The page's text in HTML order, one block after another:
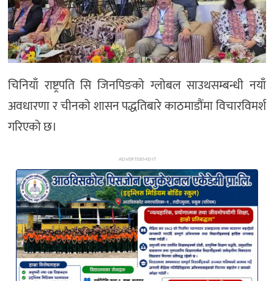
चिनियाँ राष्ट्रपति सि जिनपिङको ग्लोबल साउथसम्बन्धी नयाँ
अवधारणा र चीनको शासन पद्धतिबारे काठमाडौंमा विचारविमर्श
गरिएको छ।
ADVERTISEMENT